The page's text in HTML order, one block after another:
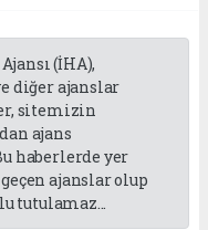
(İHA),
diğer ajanslar
sitemizin
ajans
haberlerde yer
ajanslar olup
tutulamaz...